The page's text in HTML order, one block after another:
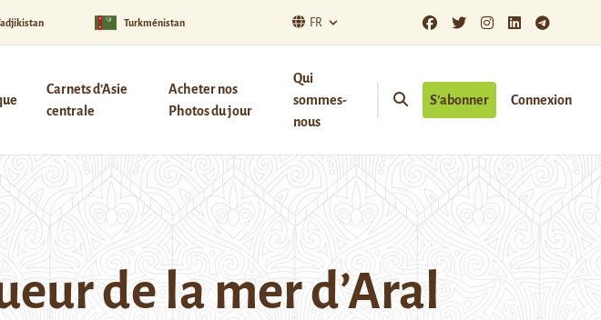
Turkménistan FR
Carnets d’Asie
centrale
Acheter nos
Photos du jour
Qui
sommes-
nous
S’abonner Connexion
de la mer d’Aral